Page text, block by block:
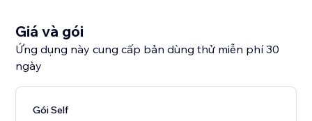
Giá và gói
Ứng dụng này cung cấp bản dùng thử miễn phí 30
ngày
Gói Self